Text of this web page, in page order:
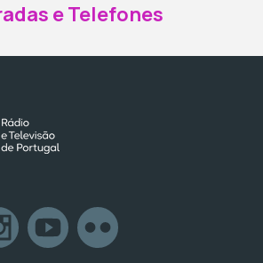
e Telefones